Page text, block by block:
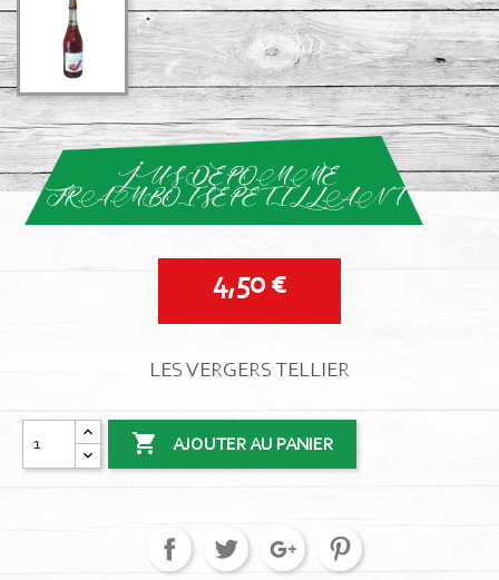
JUS DE POMME
FRAMBOISE PETILLANT
4,50 €
LES VERGERS TELLIER
 AJOUTER AU PANIER